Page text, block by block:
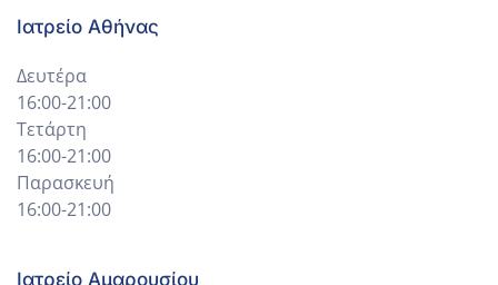
Ιατρείο Αθήνας
Δευτέρα
16:00-21:00
Τετάρτη
16:00-21:00
Παρασκευή
16:00-21:00
Ιατρείο Αμαρουσίου